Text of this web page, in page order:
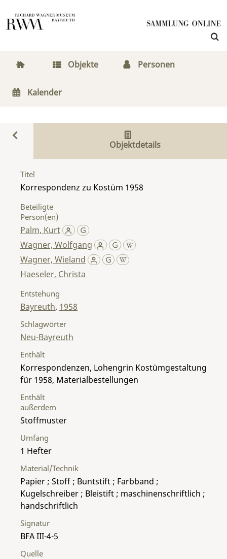
Objekte Personen
Kalender
Objektdetails
Titel
Korrespondenz zu Kostüm 1958
Beteiligte
Person(en)
Palm, Kurt
Wagner, Wolfgang
Wagner, Wieland
Haeseler, Christa
Entstehung
Bayreuth, 1958
Umfang
1 Hefter
Material/Technik
Papier ; Stoff ; Buntstift ; Farbband ;
Kugelschreiber ; Bleistift ; maschinenschriftlich ;
handschriftlich
Enthält
Korrespondenzen, Lohengrin Kostümgestaltung
für 1958, Materialbestellungen
Enthält
außerdem
Stoffmuster
Signatur
BFA III-4-5
Quelle
Schlagwörter
Neu-Bayreuth